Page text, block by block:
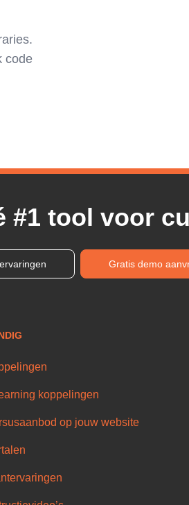
code
#1 tool voor
Gratis demo
koppelingen
op jouw website